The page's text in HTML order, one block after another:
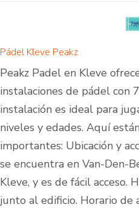
Pádel Kleve Peakz
Peakz Padel en Kleve
instalaciones de pádel con
instalación es ideal para
niveles y edades. Aquí
importantes: Ubicación y
se encuentra en Van-Den-
Kleve, y es de fácil acceso.
junto al edificio. Horario de